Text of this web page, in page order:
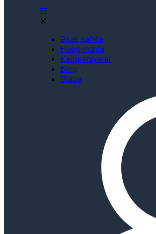
Əsas səhifə
Haqqımızda
Kampaniyalar
Blog
Əlaqə